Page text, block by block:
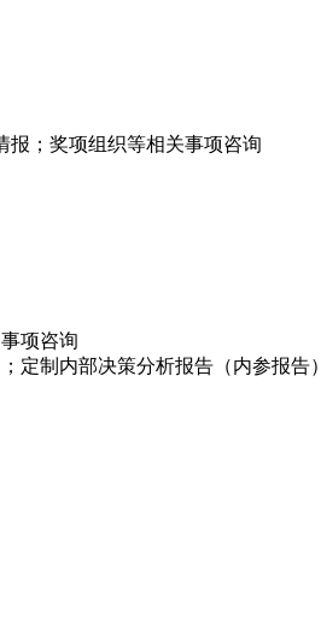
报；奖项组织等相关事项咨询
项咨询
定制内部决策分析报告（内参报告）